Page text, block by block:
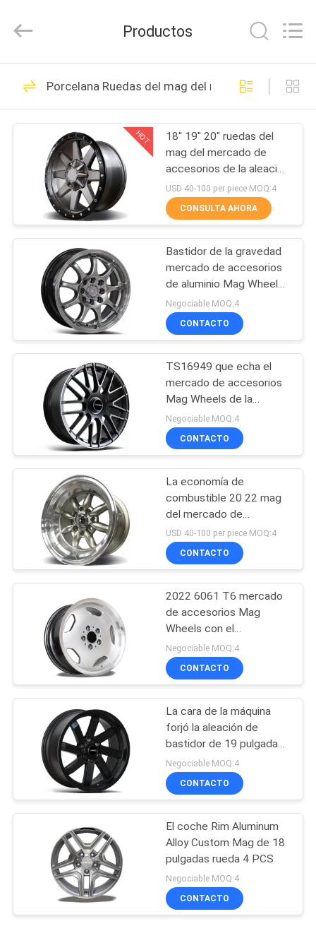
HOGAR
PRODUCTOS
SOBRE
NOSOTROS
VIAJE
FÁBRICA
CONTROL
CALIDAD
ÉNTRENOS
EN
CONTACTO
CON
UNA
MAPA
DEL
SITIO
PRIVACY
POLICY
Rimax
Industry
Rights
Ruedas de la
aleación de bastidor
62
Ruedas forjadas de
la aleación de
aluminio
51
Ruedas formadas
flujo de la aleación
10
Ruedas de la
aleación de la
reproducción
47
Ruedas del mag del
mercado de
accesorios
70
bordes de 4x4 Off
Road
88
Productos
Porcelana Ruedas del mag del mercado de
HOT
18" 19" 20" ruedas del
mag del mercado de
accesorios de la aleación
de aluminio
USD 40-100 per piece MOQ:4
CONSULTA AHORA
Bastidor de la gravedad
mercado de accesorios
de aluminio Mag Wheels
de 18 pulgadas
Negociable MOQ:4
CONTACTO
TS16949 que echa el
mercado de accesorios
Mag Wheels de la
aleación del coche del
OEM
Negociable MOQ:4
CONTACTO
La economía de
combustible 20 22 mag
del mercado de
accesorios de la pulgada
5×120 rueda
USD 40-100 per piece MOQ:4
CONTACTO
2022 6061 T6 mercado
de accesorios Mag
Wheels con el
acabamiento de plata
Negociable MOQ:4
CONTACTO
La cara de la máquina
forjó la aleación de
bastidor de 19 pulgadas
Rim Fit For BMW
Negociable MOQ:4
CONTACTO
El coche Rim Aluminum
Alloy Custom Mag de 18
pulgadas rueda 4 PCS
Negociable MOQ:4
CONTACTO